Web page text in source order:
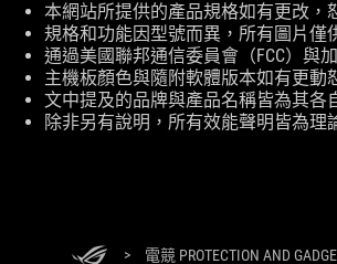
免
責
聲
明
本網站所提供的產品規格如有更改，
規格和功能因型號而異，所有圖片
通過美國聯邦通信委員會（FCC）與
主機板顏色與隨附軟體版本如有更動
文中提及的品牌與產品名稱皆為其各
除非另有說明，所有效能聲明皆為理
> 電競 PROTECTION AND